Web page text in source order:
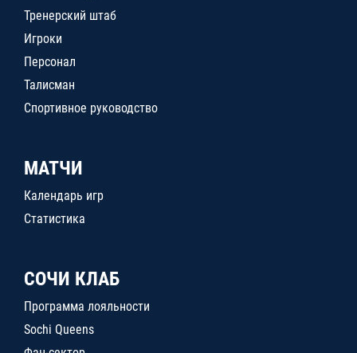
Тренерский штаб
Игроки
Персонал
Талисман
Спортивное руководство
МАТЧИ
Календарь игр
Статистика
СОЧИ КЛАБ
Программа лояльности
Sochi Queens